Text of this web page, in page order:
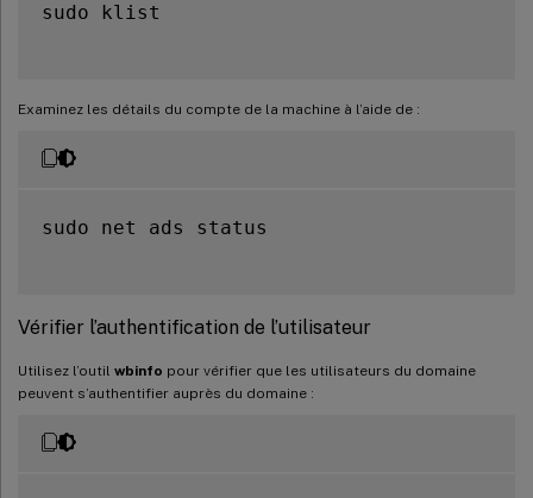
sudo klist
Examinez les détails du compte de la machine à l’aide de :
sudo net ads status
Vérifier l’authentification de l’utilisateur
Utilisez l’outil wbinfo pour vérifier que les utilisateurs du domaine
peuvent s’authentifier auprès du domaine :